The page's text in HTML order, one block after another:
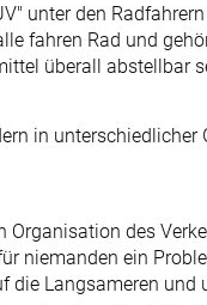
unter den
fahren Rad und
überall abstellbar
in unterschiedlicher
des
niemanden ein
die Langsameren und